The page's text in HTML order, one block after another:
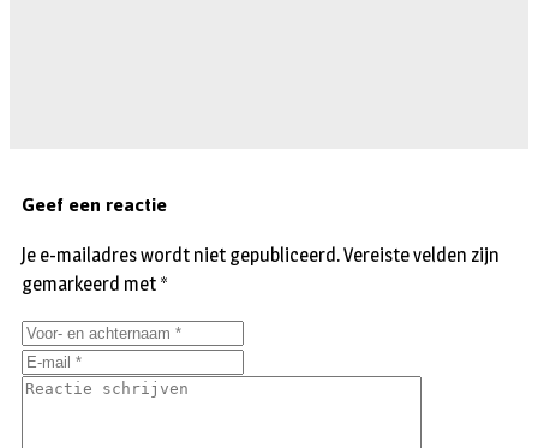
Geef een reactie
Je e-mailadres wordt niet gepubliceerd.Vereiste velden zijn
gemarkeerd met *